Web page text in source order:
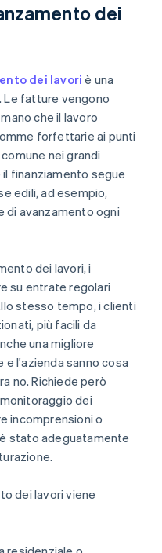
dei
dei lavori è una
Le fatture vengono
che il lavoro
forfettarie ai punti
nei grandi
finanziamento segue
edili, ad esempio,
avanzamento ogni
dei lavori, i
su entrate regolari
stesso tempo, i clienti
più facili da
una migliore
e l'azienda sanno cosa
no. Richiede però
dei
incomprensioni o
stato adeguatamente
dei lavori viene